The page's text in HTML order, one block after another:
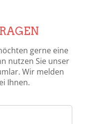
gerne eine
nutzen Sie unser
Wir melden
Ihnen.